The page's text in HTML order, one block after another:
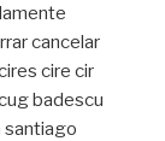
cancelar
cire cir
badescu
santiago